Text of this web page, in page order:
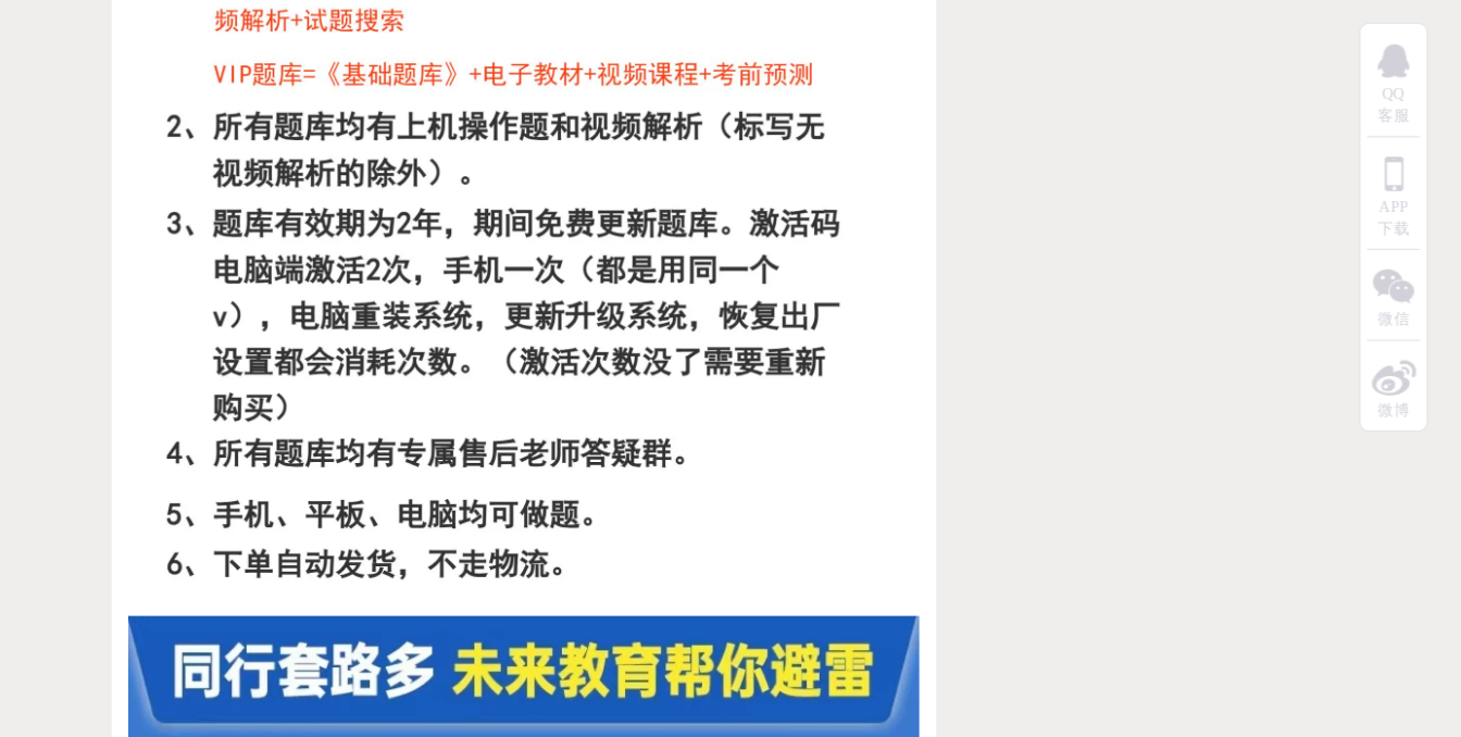
QQ
客服
APP
下载
微信
微博